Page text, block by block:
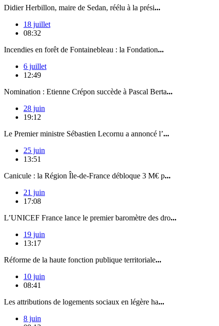
Didier Herbillon, maire de Sedan, réélu à la prési...
18 juillet
08:32
Incendies en forêt de Fontainebleau : la Fondation...
6 juillet
12:49
Nomination : Etienne Crépon succède à Pascal Berta...
28 juin
19:12
Le Premier ministre Sébastien Lecornu a annoncé l’...
25 juin
13:51
Canicule : la Région Île-de-France débloque 3 M€ p...
21 juin
17:08
L’UNICEF France lance le premier baromètre des dro...
19 juin
13:17
Réforme de la haute fonction publique territoriale...
10 juin
08:41
Les attributions de logements sociaux en légère ha...
8 juin